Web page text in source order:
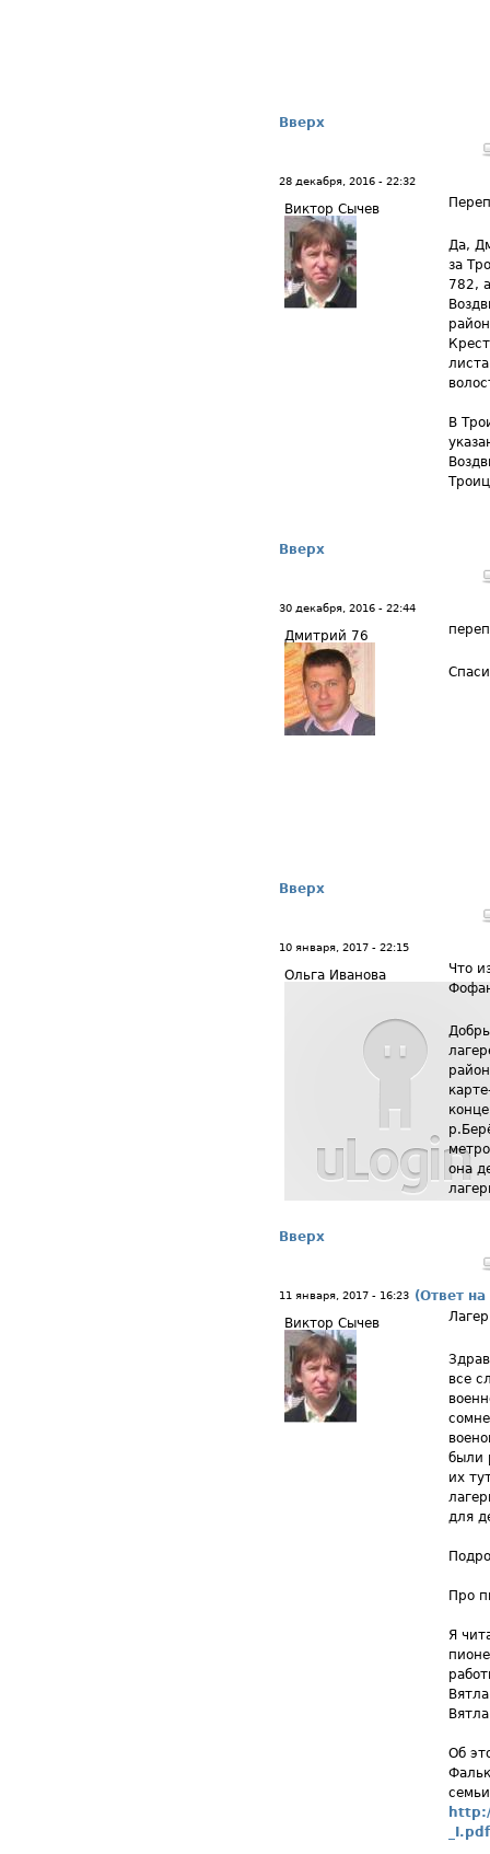
Вверх
28 декабря, 2016 - 22:32
Виктор Сычев
Да,
за
782,
В
Вверх
30 декабря, 2016 - 22:44
Дмитрий 76
Вверх
10 января, 2017 - 22:15
Ольга Иванова
Что
она
Вверх
11 января, 2017 - 16:23 (Ответ
Виктор Сычев
все
были
их
для
Про
Я
Об
_I.pdf